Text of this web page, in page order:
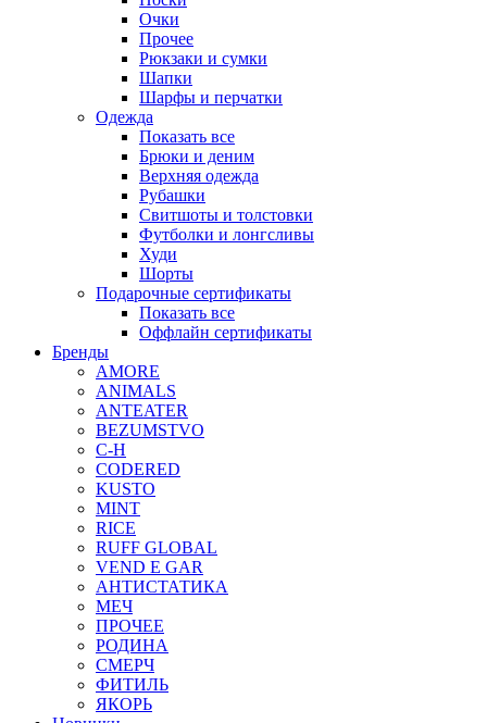
Очки
Прочее
Рюкзаки и сумки
Шапки
Шарфы и перчатки
Одежда
Показать все
Брюки и деним
Верхняя одежда
Рубашки
Свитшоты и толстовки
Футболки и лонгсливы
Худи
Шорты
Подарочные сертификаты
Показать все
Оффлайн сертификаты
Бренды
AMORE
ANIMALS
ANTEATER
BEZUMSTVO
C-H
CODERED
KUSTO
MINT
RICE
RUFF GLOBAL
VEND E GAR
АНТИСТАТИКА
МЕЧ
ПРОЧЕЕ
РОДИНА
СМЕРЧ
ФИТИЛЬ
ЯКОРЬ